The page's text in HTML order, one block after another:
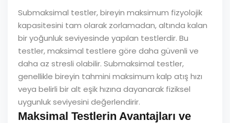
Submaksimal testler, bireyin maksimum fizyolojik
kapasitesini tam olarak zorlamadan, altında kalan
bir yoğunluk seviyesinde yapılan testlerdir. Bu
testler, maksimal testlere göre daha güvenli ve
daha az stresli olabilir. Submaksimal testler,
genellikle bireyin tahmini maksimum kalp atış hızı
veya belirli bir alt eşik hızına dayanarak fiziksel
uygunluk seviyesini değerlendirir.
Maksimal Testlerin Avantajları ve